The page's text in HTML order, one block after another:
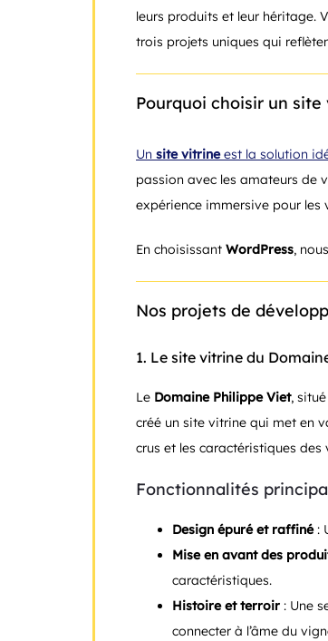
leurs produits et leur héritage.
trois projets uniques qui
Pourquoi choisir un
Un site vitrineest la solution
passion avec les amateurs de
expérience immersive pour les
En choisissant WordPress,
Nos projets de
1. Le site vitrine du
Le Domaine Philippe Viet,
créé un site vitrine qui met en
crus et les caractéristiques des
Fonctionnalités
Design épuré et raffiné:
Mise en avant des
caractéristiques.
Histoire et terroir : Une
connecter à l’âme du